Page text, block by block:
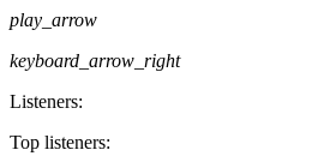
play_arrow
keyboard_arrow_right
Listeners:
Top listeners: